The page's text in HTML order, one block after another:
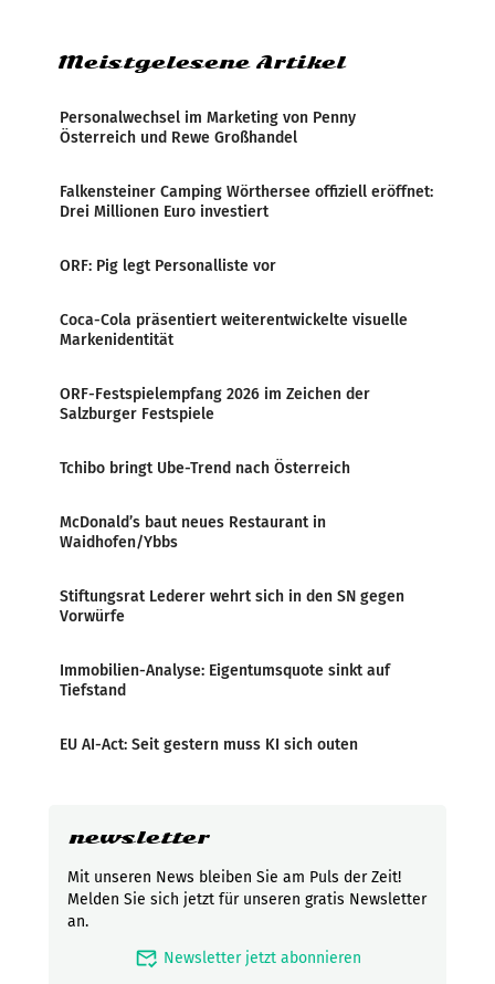
Meistgelesene Artikel
Personalwechsel im Marketing von Penny
Österreich und Rewe Großhandel
Falkensteiner Camping Wörthersee offiziell eröffnet:
Drei Millionen Euro investiert
ORF: Pig legt Personalliste vor
Coca-Cola präsentiert weiterentwickelte visuelle
Markenidentität
ORF-Festspielempfang 2026 im Zeichen der
Salzburger Festspiele
Tchibo bringt Ube-Trend nach Österreich
McDonald’s baut neues Restaurant in
Waidhofen/Ybbs
Stiftungsrat Lederer wehrt sich in den SN gegen
Vorwürfe
Immobilien-Analyse: Eigentumsquote sinkt auf
Tiefstand
EU AI-Act: Seit gestern muss KI sich outen
newsletter
Mit unseren News bleiben Sie am Puls der Zeit!
Melden Sie sich jetzt für unseren gratis Newsletter
an.
mark_email_read Newsletter jetzt abonnieren